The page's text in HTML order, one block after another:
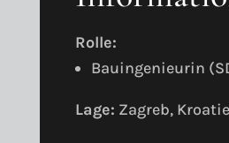
Rolle:
Bauingenieurin
Lage: Zagreb,